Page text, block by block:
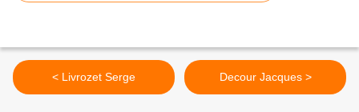
< Livrozet Serge Decour Jacques >